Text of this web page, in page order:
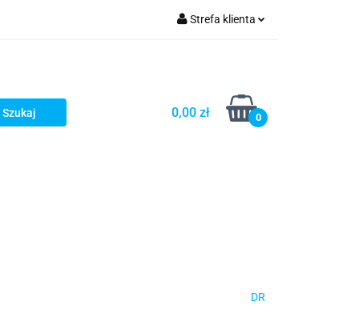
Strefa klienta
Dodaj zgłoszenie
0,00 zł 0
DR